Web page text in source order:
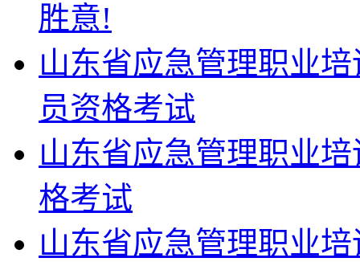
胜意!
山东省应急管理职业
员资格考试
山东省应急管理职业
格考试
山东省应急管理职业